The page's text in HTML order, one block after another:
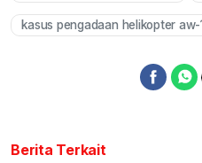
kasus pengadaan helikopter aw-
Berita Terkait